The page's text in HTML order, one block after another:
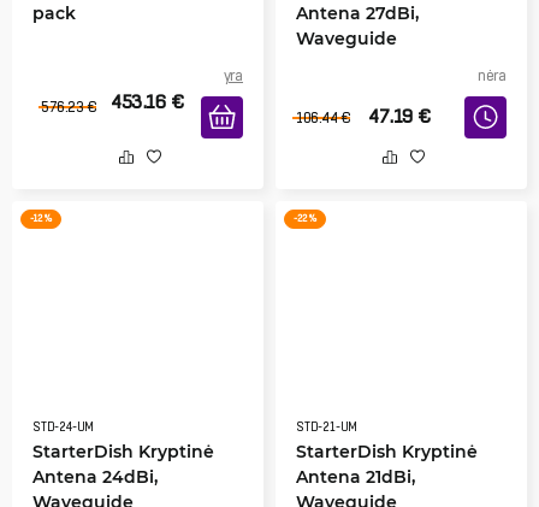
pack
yra
576.23 € 453.16 €
Antena 27dBi,
Waveguide
nėra
106.44 € 47.19 €
-12 %
STD-24-UM
StarterDish Kryptinė
Antena 24dBi,
Waveguide
-22 %
STD-21-UM
StarterDish Kryptinė
Antena 21dBi,
Waveguide